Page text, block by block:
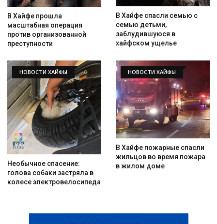
В Хайфе прошла
масштабная операция
против организованной
преступности
В Хайфе спасли семью с
семью детьми,
заблудившуюся в
хайфском ущелье
НОВОСТИ ХАЙФЫ
Необычное спасение:
голова собаки застряла в
колесе электровелосипеда
НОВОСТИ ХАЙФЫ
В Хайфе пожарные спасли
жильцов во время пожара
в жилом доме